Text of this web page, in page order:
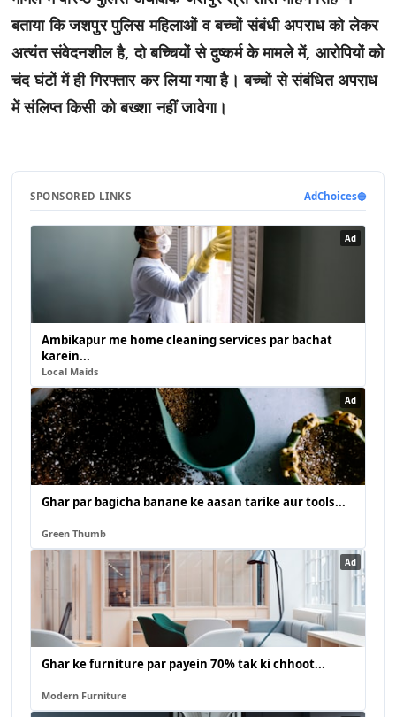
बताया कि जशपुर पुलिस महिलाओं व बच्चों संबंधी अपराध को लेकर
अत्यंत संवेदनशील है, दो बच्चियों से दुष्कर्म के मामले में, आरोपियों को
चंद घंटों में ही गिरफ्तार कर लिया गया है। बच्चों से संबंधित अपराध
में संलिप्त किसी को बख्शा नहीं जावेगा।
SPONSORED LINKS AdChoices🔵
Ad
Ambikapur me home cleaning services par bachat
karein...
Local Maids
Ad
Ghar par bagicha banane ke aasan tarike aur tools...
Green Thumb
Ad
Ghar ke furniture par payein 70% tak ki chhoot...
Modern Furniture